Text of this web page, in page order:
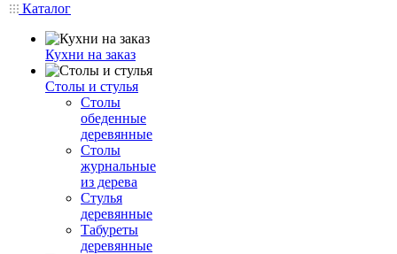
Каталог
Кухни на заказ
Столы и стулья
Столы
обеденные
деревянные
Столы
журнальные
из дерева
Стулья
деревянные
Табуреты
деревянные